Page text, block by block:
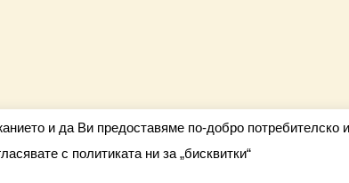
и да Ви предоставяме по-добро
с политиката ни за „бисквитки“